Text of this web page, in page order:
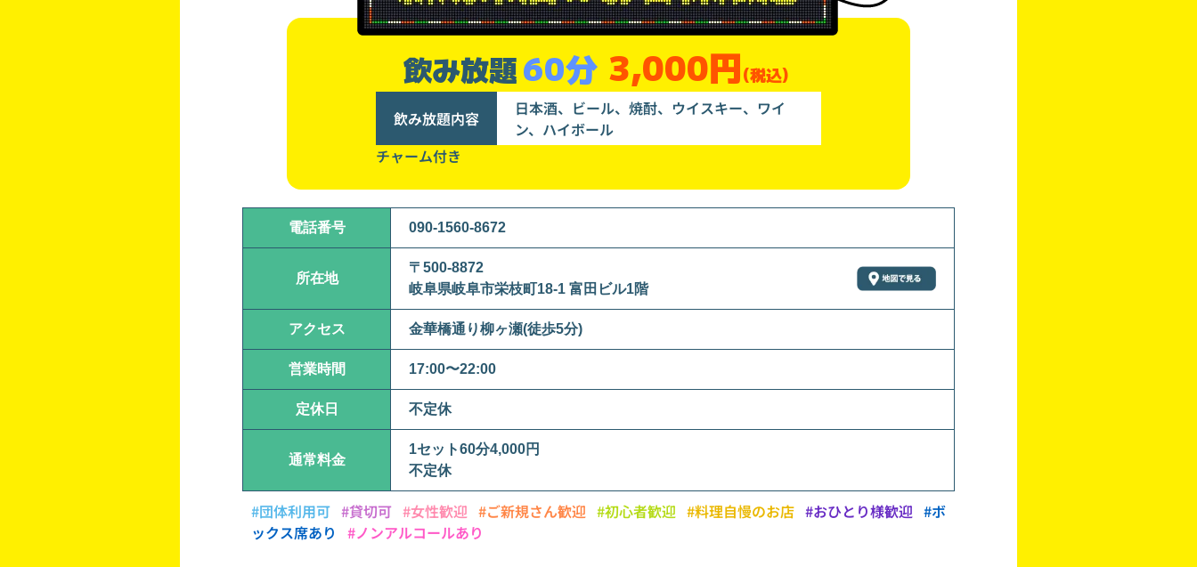
飲み放題60分 3,000円(税込)
飲み放題内容
日本酒、ビール、焼酎、ウイスキー、ワイ
ン、ハイボール
チャーム付き
電話番号 090-1560-8672
所在地
〒500-8872
岐阜県岐阜市栄枝町18-1 富田ビル1階
アクセス 金華橋通り柳ヶ瀬(徒歩5分)
営業時間 17:00〜22:00
定休日 不定休
通常料金
1セット60分4,000円
不定休
#団体利用可 #貸切可 #女性歓迎 #ご新規さん歓迎 #初心者歓迎 #料理自慢のお店 #おひとり様歓迎 #ボ
ックス席あり
#ノンアルコールあり